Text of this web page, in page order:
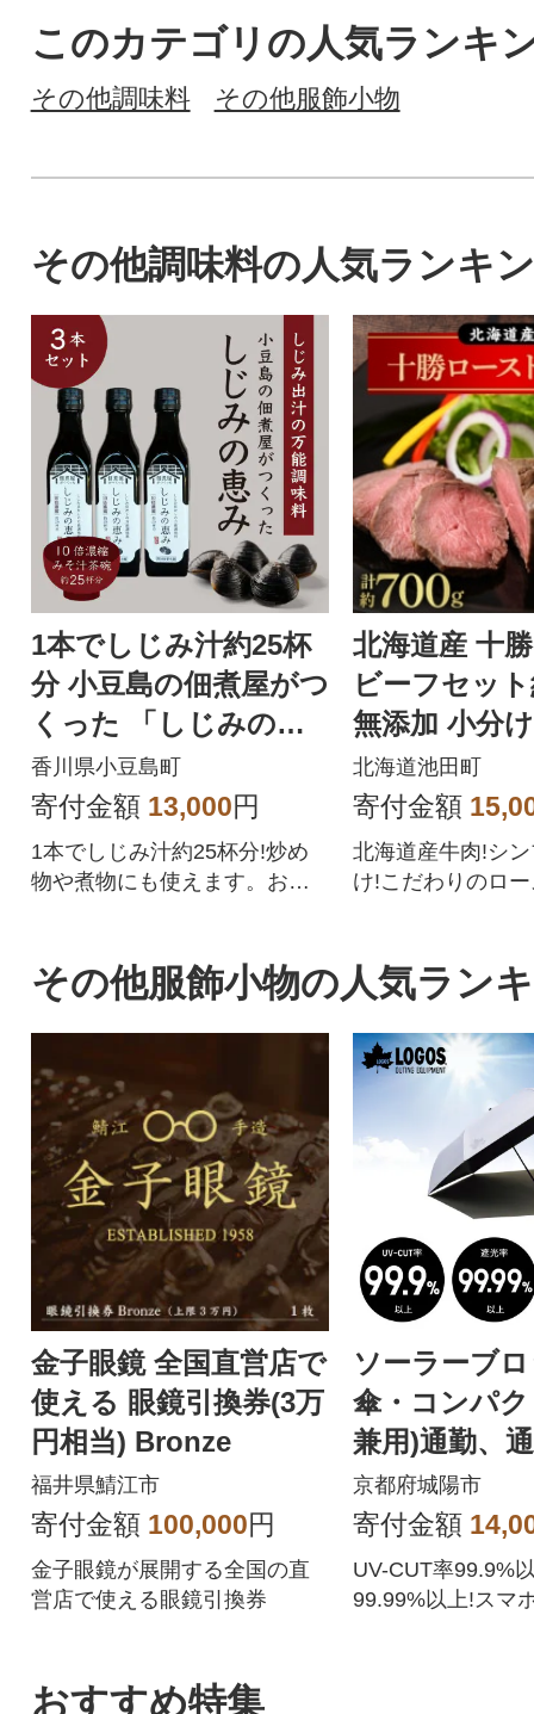
このカテゴリの人気ランキ
その他調味料 その他服飾小物
その他調味料の人気ランキ
1本でしじみ汁約25杯
分 小豆島の佃煮屋がつ
くった 「しじみの恵
み」3本
香川県小豆島町
寄付金額 13,000円
1本でしじみ汁約25杯分!炒め
物や煮物にも使えます。お手
北海道産 十
ビーフセッ
無添加 小分
011-11-1】
北海道池田町
寄付金額
北海道産牛肉!シ
け!こだわりのロ
その他服飾小物の人気ラン
金子眼鏡 全国直営店で
使える 眼鏡引換券(3万
円相当) Bronze
福井県鯖江市
寄付金額 100,000円
金子眼鏡が展開する全国の直
営店で使える眼鏡引換券
ソーラーブ
傘・コンパ
兼用)通勤、
えるアウト
81336745
京都府城陽市
寄付金額
UV-CUT率99.9%
99.99%以上!スマ
おすすめ特集